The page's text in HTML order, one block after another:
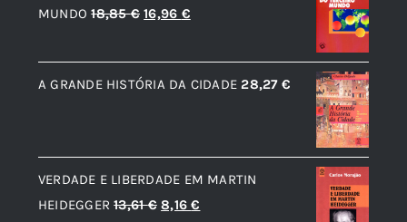
MUNDO 18,85€ O
original
era:
16,96 €O
atual
é:
A GRANDE HISTÓRIA DA CIDADE 28,27 €
VERDADE E LIBERDADE EM MARTIN
HEIDEGGER 13,61€ O
8,16€